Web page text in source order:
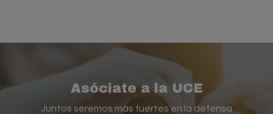
Asóciate a la UCE
Juntos seremos más fuertes en la defensa